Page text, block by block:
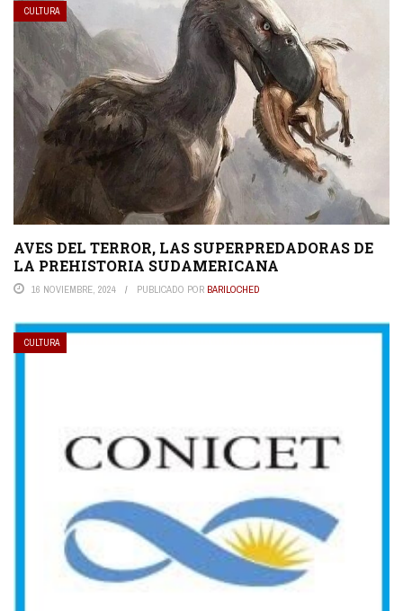
CULTURA
AVES DEL TERROR, LAS SUPERPREDADORAS DE
LA PREHISTORIA SUDAMERICANA
16 NOVIEMBRE, 2024 PUBLICADO POR BARILOCHED
CULTURA